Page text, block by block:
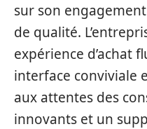
sur son
de qualité.
expérience d’achat
interface conviviale
aux attentes des
innovants et un